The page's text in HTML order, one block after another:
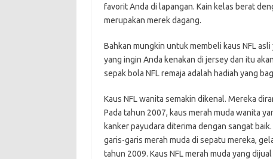
favorit Anda di lapangan. Kain kelas berat
merupakan merek dagang.
Bahkan mungkin untuk membeli kaus NFL
yang ingin Anda kenakan di jersey dan itu
sepak bola NFL remaja adalah hadiah yang
Kaus NFL wanita semakin dikenal. Mereka
Pada tahun 2007, kaus merah muda wanita
kanker payudara diterima dengan sangat
garis-garis merah muda di sepatu mereka,
tahun 2009. Kaus NFL merah muda yang